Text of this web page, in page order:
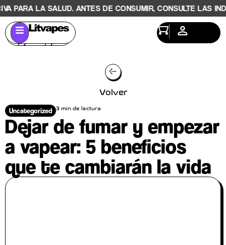
LA SALUD. ANTES DE CONSUMIR, CONSULTE LAS
Volver
Uncategorized 3 min de lectura
Dejar de fumar y empezar
a vapear: 5 beneficios
que te cambiarán la vida